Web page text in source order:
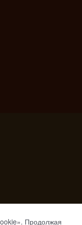
Продолжая